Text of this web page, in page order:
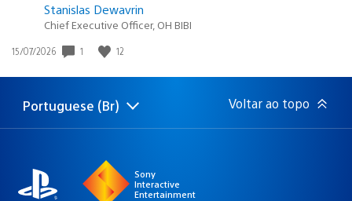
Stanislas Dewavrin
Chief Executive Officer, OH BIBI
Data
publicação:
15/07/2026 1 12
Selecione
Região
Portuguese (Br) Voltar ao topo
Sony
Interactive
Entertainment